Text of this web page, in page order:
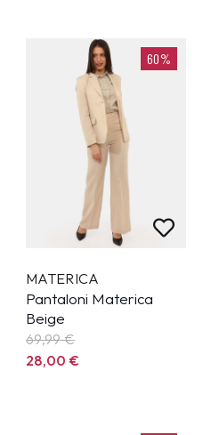
60%
MATERICA
Pantaloni Materica
Beige
69,99€
28,00€